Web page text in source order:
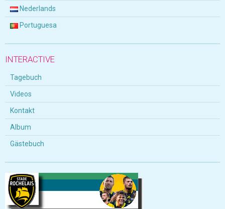
Nederlands
Portuguesa
INTERACTIVE
Tagebuch
Videos
Kontakt
Album
Gästebuch